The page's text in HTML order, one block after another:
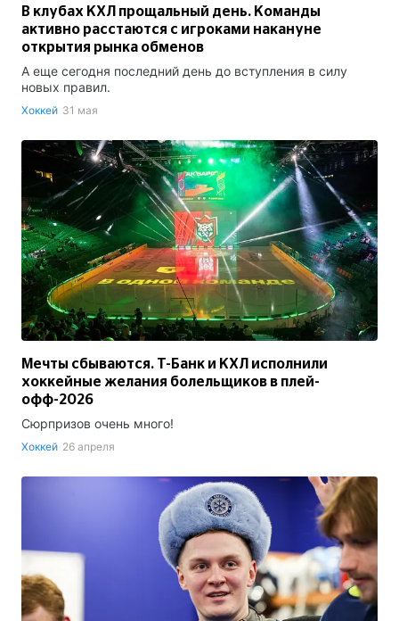
В клубах КХЛ прощальный день. Команды
активно расстаются с игроками накануне
открытия рынка обменов
А еще сегодня последний день до вступления в силу
новых правил.
Хоккей 31 мая
Мечты сбываются. Т-Банк и КХЛ исполнили
хоккейные желания болельщиков в плей-
офф-2026
Сюрпризов очень много!
Хоккей 26 апреля